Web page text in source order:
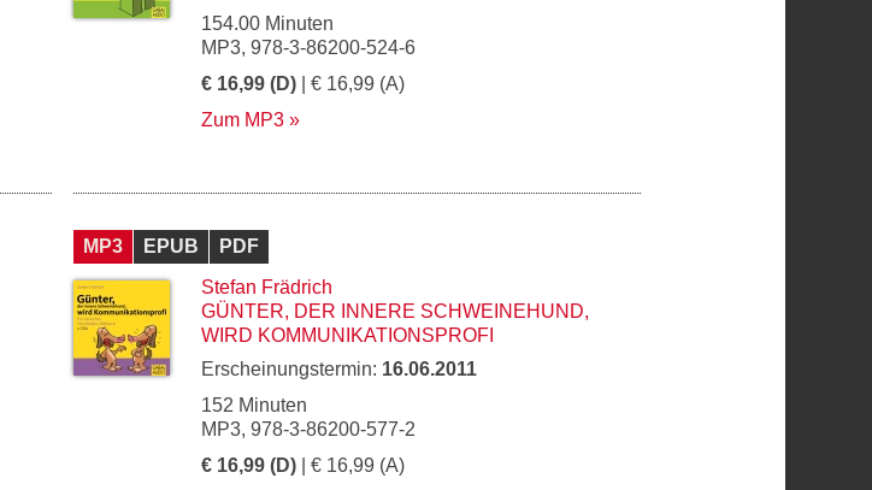
154.00 Minuten
MP3, 978-3-86200-524-6
€ 16,99 (D) | € 16,99 (A)
Zum MP3
MP3 EPUB
PDF
Stefan Frädrich
GÜNTER, DER INNERE SCHWEINEHUND,
WIRD KOMMUNIKATIONSPROFI
Erscheinungstermin: 16.06.2011
152 Minuten
MP3, 978-3-86200-577-2
€ 16,99 (D) | € 16,99 (A)